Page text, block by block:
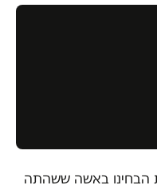
הבחינו באשה ששהתה